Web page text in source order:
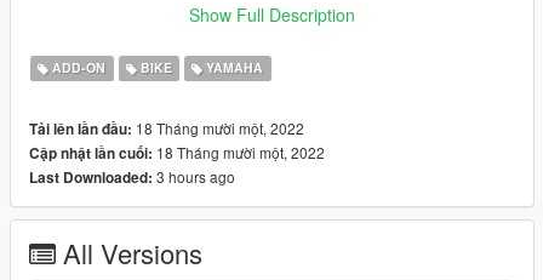
Automatic Installation:
2)Open Package Installer.
3)Extract and select "fazer250.oiv"
5)Spawn by name fazer250
6)Mount the bike in the "rollcage" parts in the game
================================
Discord: https://discord.gg/Yu2QVX3DB4
Show Full Description
ADD-ON BIKE YAMAHA
Tải lên lần đầu: 18 Tháng mười một, 2022
Cập nhật lần cuối: 18 Tháng mười một, 2022
Last Downloaded: 3 hours ago
All Versions